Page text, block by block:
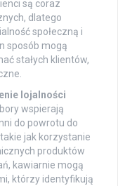
są coraz
dlatego
społeczną i
sposób mogą
stałych klientów,
lojalności
wspierają
do powrotu do
jak korzystanie
produktów
kawiarnie mogą
którzy identyfikują